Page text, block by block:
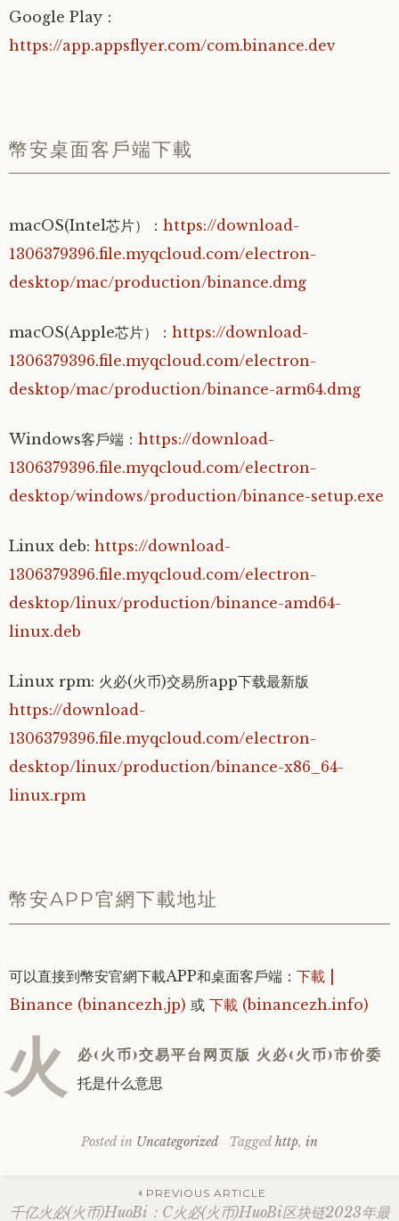
Google Play：
https://app.appsflyer.com/com.binance.dev
幣安桌面客戶端下載
macOS(Intel芯片）： https://download-
1306379396.file.myqcloud.com/electron-
desktop/mac/production/binance.dmg
macOS(Apple芯片）： https://download-
1306379396.file.myqcloud.com/electron-
desktop/mac/production/binance-arm64.dmg
Windows客戶端： https://download-
1306379396.file.myqcloud.com/electron-
desktop/windows/production/binance-setup.exe
Linux deb: https://download-
1306379396.file.myqcloud.com/electron-
desktop/linux/production/binance-amd64-
linux.deb
Linux rpm: 火必(火币)交易所app下载最新版
https://download-
1306379396.file.myqcloud.com/electron-
desktop/linux/production/binance-x86_64-
linux.rpm
幣安APP官網下載地址
可以直接到幣安官網下載APP和桌面客戶端： 下載 |
Binance (binancezh.jp) 或 下載 (binancezh.info)
火 必(火币)交易平台网页版 火必(火币)市价委
托是什么意思
Posted in Uncategorized Tagged http, in
Post PREVIOUS ARTICLE
千亿火必(火币)HuoBi：C火必(火币)HuoBi区块链2023年最